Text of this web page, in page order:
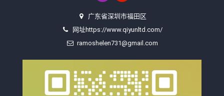
广东省深圳市福田区
网址https://www.qiyunltd.com/
ramoshelen731@gmail.com